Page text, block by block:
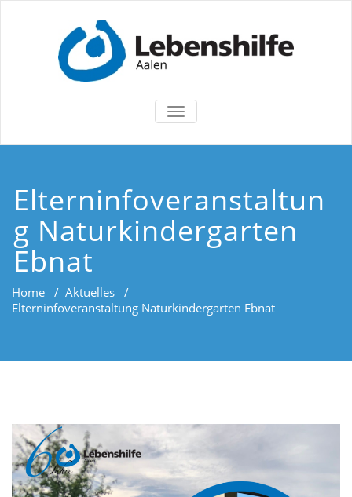
TOGGLE
Elterninfoveranstaltun
g Naturkindergarten
Ebnat
Home / Aktuelles /
Elterninfoveranstaltung Naturkindergarten Ebnat